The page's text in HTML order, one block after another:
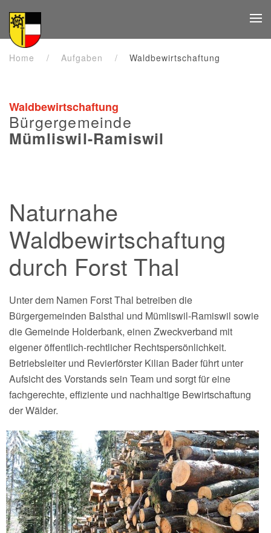
Zum Hauptinhalt springen
Home Aufgaben Waldbewirtschaftung
Waldbewirtschaftung
Bürgergemeinde
Mümliswil-Ramiswil
Naturnahe
Waldbewirtschaftung
durch Forst Thal
Unter dem Namen Forst Thal betreiben die
Bürgergemeinden Balsthal und Mümliswil-Ramiswil sowie
die Gemeinde Holderbank, einen Zweckverband mit
eigener öffentlich-rechtlicher Rechtspersönlichkeit.
Betriebsleiter und Revierförster Kilian Bader führt unter
Aufsicht des Vorstands sein Team und sorgt für eine
fachgerechte, effiziente und nachhaltige Bewirtschaftung
der Wälder.